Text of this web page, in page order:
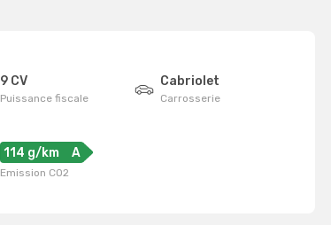
9 CV
Puissance fiscale
Cabriolet
Carrosserie
114 g/km A
Emission CO2